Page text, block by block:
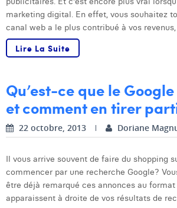
marketing digital. En effet, vous souhaitez
canal web a le plus contribué à vos revenus,
Lire La Suite
Qu’est-ce que le
et comment en tirer
22 octobre, 2013 Doriane
Il vous arrive souvent de faire du shopping
commencer par une recherche Google?
être déjà remarqué ces annonces au
apparaissent à droite de vos résultats de